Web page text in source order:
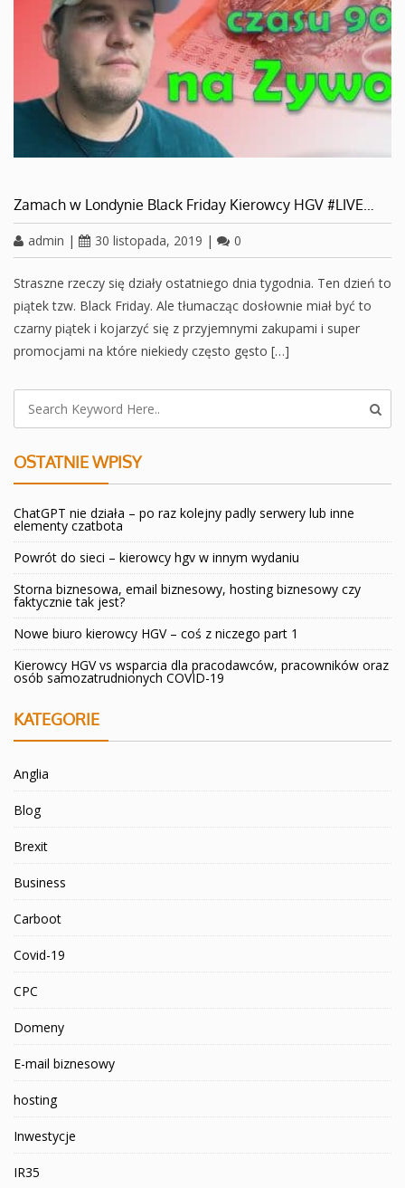
Zamach w Londynie Black Friday Kierowcy HGV #LIVE…
admin | 30 listopada, 2019 | 0
Straszne rzeczy się działy ostatniego dnia tygodnia. Ten dzień to
piątek tzw. Black Friday. Ale tłumacząc dosłownie miał być to
czarny piątek i kojarzyć się z przyjemnymi zakupami i super
promocjami na które niekiedy często gęsto […]
OSTATNIE WPISY
ChatGPT nie działa – po raz kolejny padly serwery lub inne
elementy czatbota
Powrót do sieci – kierowcy hgv w innym wydaniu
Storna biznesowa, email biznesowy, hosting biznesowy czy
faktycznie tak jest?
Nowe biuro kierowcy HGV – coś z niczego part 1
Kierowcy HGV vs wsparcia dla pracodawców, pracowników oraz
osób samozatrudnionych COVID-19
KATEGORIE
Anglia
Blog
Brexit
Business
Carboot
Covid-19
CPC
Domeny
E-mail biznesowy
hosting
Inwestycje
IR35